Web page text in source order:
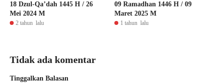
18 Dzul-Qa’dah 1445 H / 26
Mei 2024 M
2 tahun lalu
09 Ramadhan 1446 H / 09
Maret 2025 M
1 tahun lalu
Tidak ada komentar
Tinggalkan Balasan